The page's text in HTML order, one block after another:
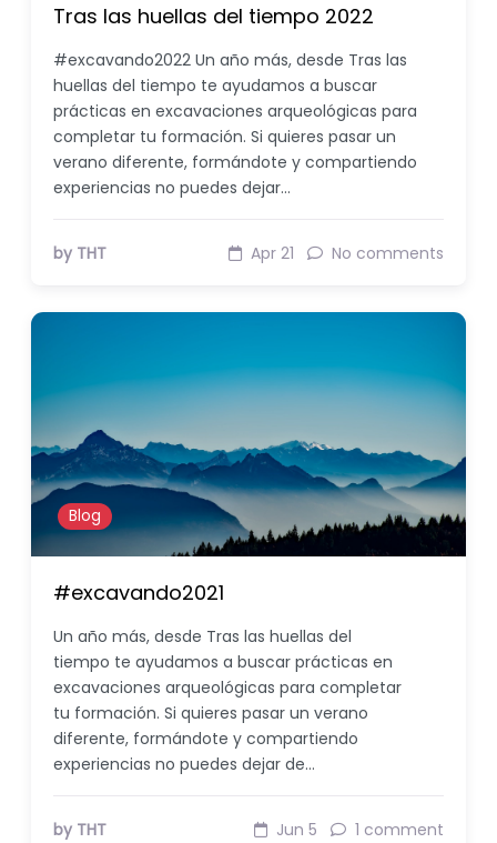
Tras las huellas del tiempo 2022
#excavando2022 Un año más, desde Tras las
huellas del tiempo te ayudamos a buscar
prácticas en excavaciones arqueológicas para
completar tu formación. Si quieres pasar un
verano diferente, formándote y compartiendo
experiencias no puedes dejar…
by THT Apr 21 No comments
Blog
#excavando2021
Un año más, desde Tras las huellas del
tiempo te ayudamos a buscar prácticas en
excavaciones arqueológicas para completar
tu formación. Si quieres pasar un verano
diferente, formándote y compartiendo
experiencias no puedes dejar de…
by THT Jun 5 1 comment